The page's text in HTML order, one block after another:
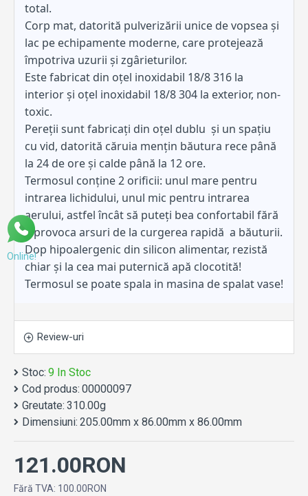
total.
Corp mat, datorită pulverizării unice de vopsea și
lac pe echipamente moderne, care protejează
împotriva uzurii și zgârieturilor.
Este fabricat din oțel inoxidabil 18/8 316 la
interior și oțel inoxidabil 18/8 304 la exterior, non-
toxic.
Pereții sunt fabricați din oțel dublu și un spațiu
cu vid, datorită căruia mențin băutura rece până
la 24 de ore și calde până la 12 ore.
Termosul conține 2 orificii: unul mare pentru
intrarea lichidului, unul mic pentru intrarea
aerului, astfel încât să puteți bea confortabil fără
a provoca arsuri de la curgerea rapidă a băuturii.
Dop hipoalergenic din silicon alimentar, rezistă
chiar și la cea mai puternică apă clocotită!
Termosul se poate spala in masina de spalat vase!
Review-uri
Stoc: 9 In Stoc
Cod produs: 00000097
Greutate: 310.00g
Dimensiuni: 205.00mm x 86.00mm x 86.00mm
121.00RON
Fără TVA: 100.00RON
Online!